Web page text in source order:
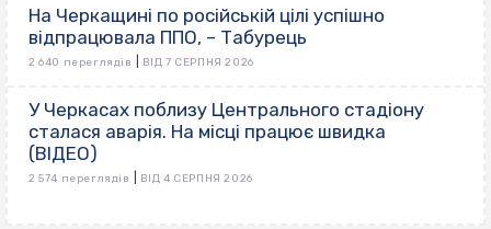
На Черкащині по російській цілі успішно
відпрацювала ППО, – Табурець
2 640 переглядів ВІД 7 СЕРПНЯ 2026
У Черкасах поблизу Центрального стадіону
сталася аварія. На місці працює швидка
(ВІДЕО)
2 574 переглядів ВІД 4 СЕРПНЯ 2026